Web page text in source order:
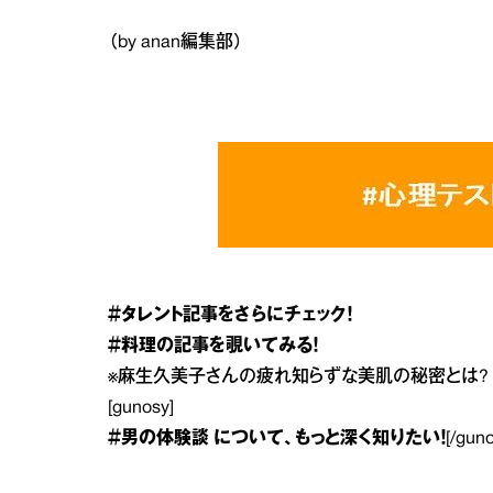
（by anan編集部）
＃タレント記事をさらにチェック！
＃料理の記事を覗いてみる！
※麻生久美子さんの疲れ知らずな美肌の秘密とは?
[gunosy]
＃男の体験談 について、もっと深く知りたい！ [/